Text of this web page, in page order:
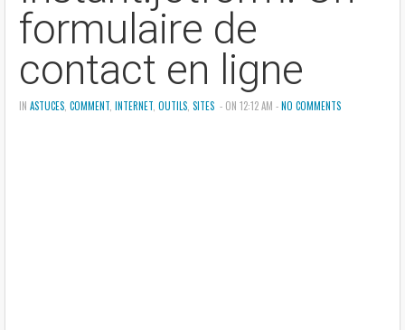
formulaire de
contact en ligne
IN ASTUCES COMMENT INTERNET OUTILS SITES - ON 12:12 AM -NO COMMENTS